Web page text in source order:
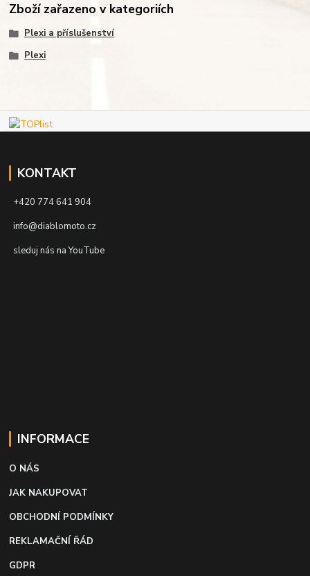
Zboží zařazeno v kategoriích
Plexi a příslušenství
Plexi
KONTAKT
+420 774 641 904
info@diablomoto.cz
sleduj nás na YouTube
INFORMACE
O NÁS
JAK NAKUPOVAT
OBCHODNÍ PODMÍNKY
REKLAMAČNÍ ŘÁD
GDPR